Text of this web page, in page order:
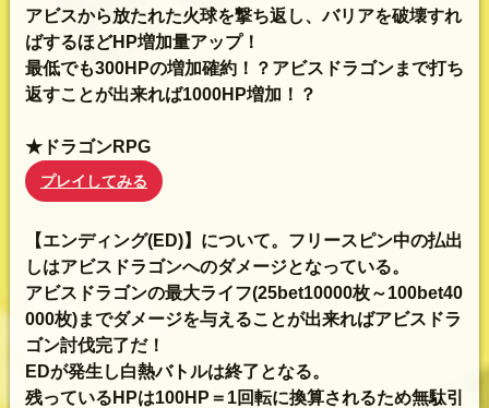
アビスから放たれた火球を撃ち返し、バリアを破壊すれ
ばするほどHP増加量アップ！
最低でも300HPの増加確約！？アビスドラゴンまで打ち
返すことが出来れば1000HP増加！？
★ドラゴンRPG
プレイしてみる
【エンディング(ED)】について。フリースピン中の払出
しはアビスドラゴンへのダメージとなっている。
アビスドラゴンの最大ライフ(25bet10000枚～100bet40
000枚)までダメージを与えることが出来ればアビスドラ
ゴン討伐完了だ！
EDが発生し白熱バトルは終了となる。
残っているHPは100HP＝1回転に換算されるため無駄引